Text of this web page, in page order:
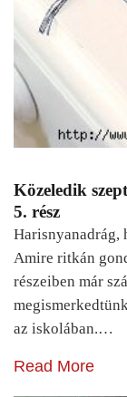
Közeledik
5. rész
Harisnyanadrág,
Amire ritkán
részeiben már
az iskolában.…
Read More